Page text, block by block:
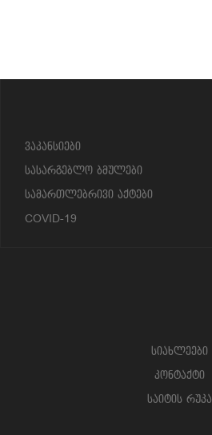
ვაკანსიები
სასარგებლო ბმულები
სამართლებრივი აქტები
COVID-19
სიახლეები
კონტაქტი
საიტის რუკა